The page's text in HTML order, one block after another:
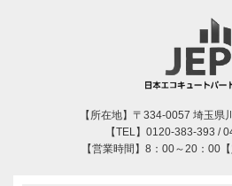
【所在地】〒334-0057 埼玉県
【TEL】0120-383-393 /
【営業時間】8：00～20：00